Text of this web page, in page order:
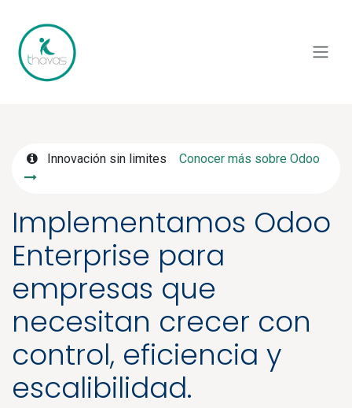
Innovación sin limites Conocer más sobre Odoo
Implementamos Odoo
Enterprise para
empresas que
necesitan crecer con
control, eficiencia y
escalibilidad.